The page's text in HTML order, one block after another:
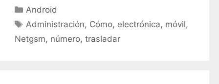
C
a
e
Android
E
t
Administración, Cómo, electrónica, móvil,
Netgsm, número, trasladar